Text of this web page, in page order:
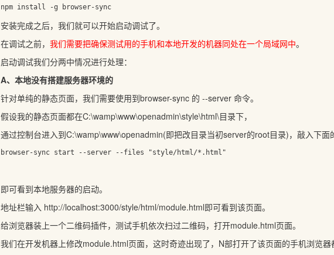
npm install -g browser-sync
安装完成之后，我们就可以开始启动调试了。
在调试之前， 我们需要把确保测试用的手机和本地开发的机器同处在一个局域网中。
启动调试我们分两中情况进行处理：
A、本地没有搭建服务器环境的
针对单纯的静态页面，我们需要使用到browser-sync 的 --server 命令。
假设我的静态页面都在C:\wamp\www\openadmin\style\html\目录下，
通过控制台进入到C:\wamp\www\openadmin(即把改目录当初server的root目录)，敲入下面
即可看到本地服务器的启动。
地址栏输入 http://localhost:3000/style/html/module.html即可看到该页面。
给浏览器装上一个二维码插件，测试手机依次扫过二维码，打开module.html页面。
我们在开发机器上修改module.html页面，这时奇迹出现了，N部打开了该页面的手机浏览器